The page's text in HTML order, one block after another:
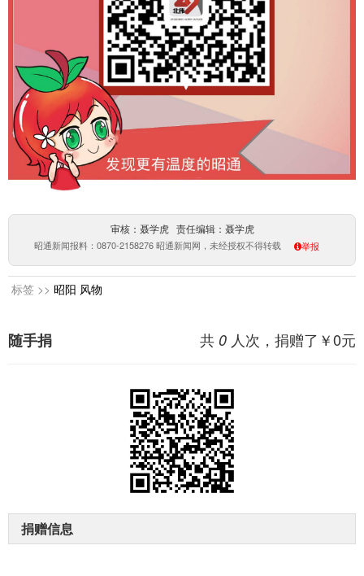
审核：聂学虎 责任编辑：聂学虎
昭通新闻报料：0870-2158276 昭通新闻网，未经授权不得转载 举报
标签 >> 昭阳 风物
共 0 人次，捐赠了￥0元
随手捐
捐赠信息